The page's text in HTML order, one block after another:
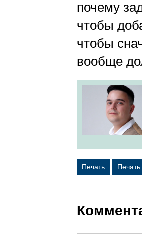
почему
чтобы
чтобы
вообще
Печать